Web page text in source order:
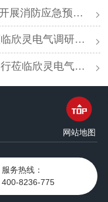
应急预案演练活动
灵电气调研指导
欣灵电气考察调研
网站地图
服务热线：
400-8236-775